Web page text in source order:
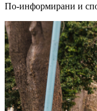
По-информирани и